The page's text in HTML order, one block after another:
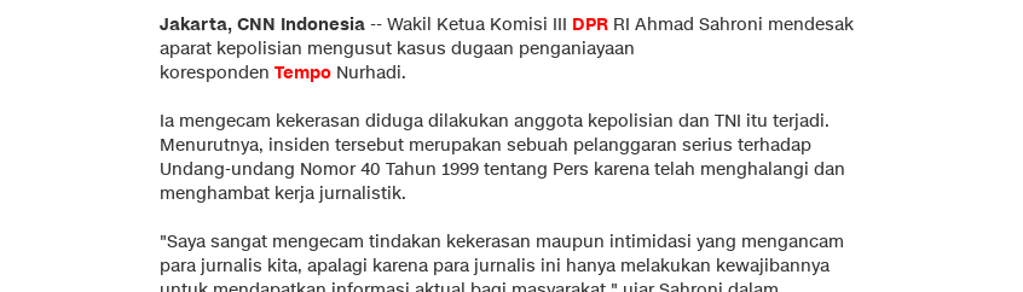
Jakarta, CNN Indonesia -- Wakil Ketua Komisi III DPR RI Ahmad Sahroni mendesak
aparat kepolisian mengusut kasus dugaan penganiayaan
koresponden Tempo Nurhadi.
Ia mengecam kekerasan diduga dilakukan anggota kepolisian dan TNI itu terjadi.
Menurutnya, insiden tersebut merupakan sebuah pelanggaran serius terhadap
Undang-undang Nomor 40 Tahun 1999 tentang Pers karena telah menghalangi dan
menghambat kerja jurnalistik.
"Saya sangat mengecam tindakan kekerasan maupun intimidasi yang mengancam
para jurnalis kita, apalagi karena para jurnalis ini hanya melakukan kewajibannya